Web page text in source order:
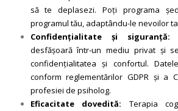
să te deplasezi. Poți programa
programul tău, adaptându-le nevoilor
Confidențialitate și siguranță:
desfășoară într-un mediu privat și
confidențialitatea și confortul.
conform reglementărilor GDPR și a
profesiei de psiholog.
Eficacitate dovedită: Terapia